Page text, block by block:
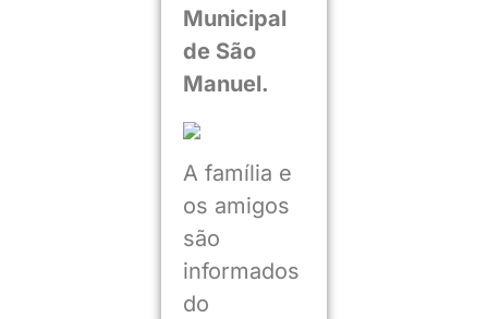
Municipal
de São
Manuel.
A família e
os amigos
são
informados
do